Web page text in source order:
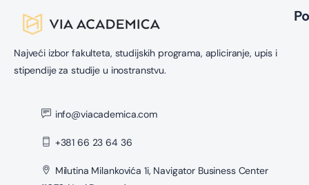
Najveći izbor fakulteta, studijskih programa, apliciranje, upis i
stipendije za studije u inostranstvu.
info@viacademica.com
+381 66 23 64 36
Milutina Milankovića 1i, Navigator Business Center